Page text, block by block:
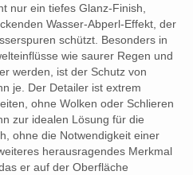
nur ein tiefes Glanz-Finish,
Wasser-Abperl-Effekt, der
schützt. Besonders in
wie saurer Regen und
werden, ist der Schutz von
je. Der Detailer ist extrem
ohne Wolken oder Schlieren
zur idealen Lösung für die
ohne die Notwendigkeit einer
herausragendes Merkmal
er auf der Oberfläche